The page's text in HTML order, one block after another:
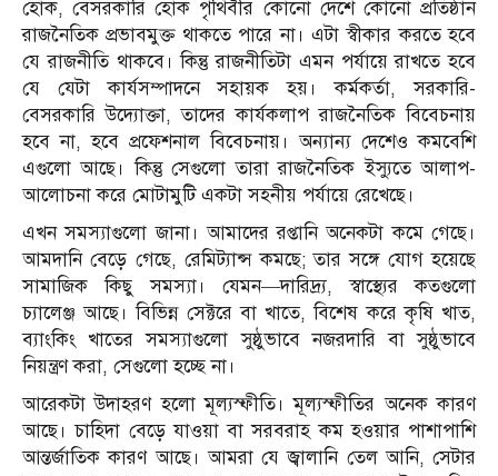
হোক, বেসরকারি হোক পৃথিবীর কোনো দেশে কোনো প্রতিষ্ঠান
রাজনৈতিক প্রভাবমুক্ত থাকতে পারে না। এটা স্বীকার করতে হবে
যে রাজনীতি থাকবে। কিন্তু রাজনীতিটা এমন পর্যায়ে রাখতে হবে
যে যেটা কার্যসম্পাদনে সহায়ক হয়। কর্মকর্তা, সরকারি-
বেসরকারি উদ্যোক্তা, তাদের কার্যকলাপ রাজনৈতিক বিবেচনায়
হবে না, হবে প্রফেশনাল বিবেচনায়। অন্যান্য দেশেও কমবেশি
এগুলো আছে। কিন্তু সেগুলো তারা রাজনৈতিক ইস্যুতে আলাপ-
আলোচনা করে মোটামুটি একটা সহনীয় পর্যায়ে রেখেছে।
এখন সমস্যাগুলো জানা। আমাদের রপ্তানি অনেকটা কমে গেছে।
আমদানি বেড়ে গেছে, রেমিট্যান্স কমছে; তার সঙ্গে যোগ হয়েছে
সামাজিক কিছু সমস্যা। যেমন—দারিদ্র্য, স্বাস্থ্যের কতগুলো
চ্যালেঞ্জ আছে। বিভিন্ন সেক্টরে বা খাতে, বিশেষ করে কৃষি খাত,
ব্যাংকিং খাতের সমস্যাগুলো সুষ্ঠুভাবে নজরদারি বা সুষ্ঠুভাবে
নিয়ন্ত্রণ করা, সেগুলো হচ্ছে না।
আরেকটা উদাহরণ হলো মূল্যস্ফীতি। মূল্যস্ফীতির অনেক কারণ
আছে। চাহিদা বেড়ে যাওয়া বা সরবরাহ কম হওয়ার পাশাপাশি
আন্তর্জাতিক কারণ আছে। আমরা যে জ্বালানি তেল আনি, সেটার